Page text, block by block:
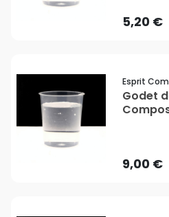
5,20 €
Esprit
Godet
9,00 €